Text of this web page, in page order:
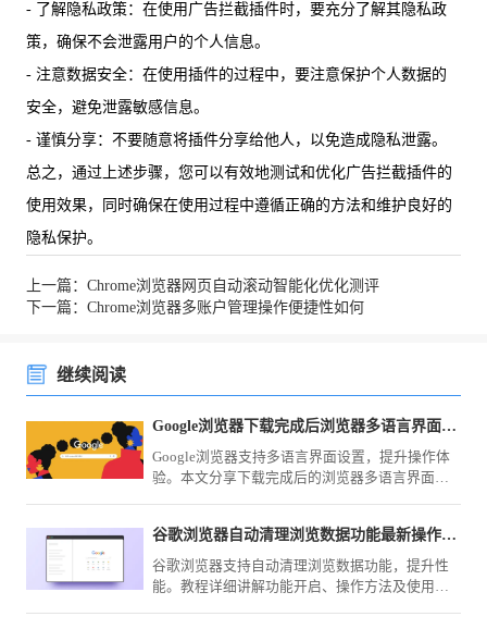
- 了解隐私政策：在使用广告拦截插件时，要充分了解其隐私政
策，确保不会泄露用户的个人信息。
- 注意数据安全：在使用插件的过程中，要注意保护个人数据的
安全，避免泄露敏感信息。
- 谨慎分享：不要随意将插件分享给他人，以免造成隐私泄露。
总之，通过上述步骤，您可以有效地测试和优化广告拦截插件的
使用效果，同时确保在使用过程中遵循正确的方法和维护良好的
隐私保护。
上一篇：Chrome浏览器网页自动滚动智能化优化测评
下一篇：Chrome浏览器多账户管理操作便捷性如何
继续阅读
Google浏览器下载完成后浏览器多语言界面设置技巧
Google浏览器支持多语言界面设置，提升操作体
验。本文分享下载完成后的浏览器多语言界面设
谷歌浏览器自动清理浏览数据功能最新操作教程
谷歌浏览器支持自动清理浏览数据功能，提升性
能。教程详细讲解功能开启、操作方法及使用技